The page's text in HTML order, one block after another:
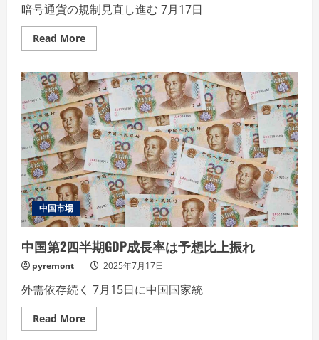
暗号通貨の規制見直し進む 7月17日
Read MoreRead
more
テ
ー
ブ
ル
コ
イ
ン
の
規
制
枠
組
み
を
整
備
る
「ジ
ー
ア
ス
（Ｇ
Ｅ
Ｎ
中国市場
中国第2四半期GDP成長率は予想比上振れ
pyremont 2025年7月17日
外需依存続く 7月15日に中国国家統
Read MoreRead
more